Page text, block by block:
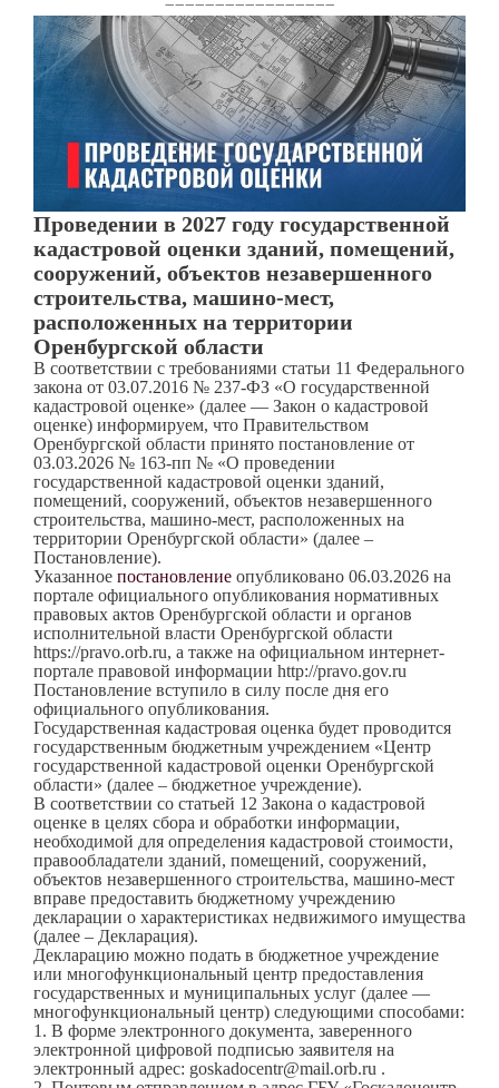
Проведении в 2027 году государственной
кадастровой оценки зданий, помещений,
сооружений, объектов незавершенного
строительства, машино-мест,
расположенных на территории
Оренбургской области
В соответствии с требованиями статьи 11 Федерального
закона от 03.07.2016 № 237-ФЗ «О государственной
кадастровой оценке» (далее — Закон о кадастровой
оценке) информируем, что Правительством
Оренбургской области принято постановление от
03.03.2026 № 163-пп № «О проведении
государственной кадастровой оценки зданий,
помещений, сооружений, объектов незавершенного
строительства, машино-мест, расположенных на
территории Оренбургской области» (далее –
Постановление).
Указанное постановление опубликовано 06.03.2026 на
портале официального опубликования нормативных
правовых актов Оренбургской области и органов
исполнительной власти Оренбургской области
https://pravo.orb.ru, а также на официальном интернет-
портале правовой информации http://pravo.gov.ru
Постановление вступило в силу после дня его
официального опубликования.
Государственная кадастровая оценка будет проводится
государственным бюджетным учреждением «Центр
государственной кадастровой оценки Оренбургской
области» (далее – бюджетное учреждение).
В соответствии со статьей 12 Закона о кадастровой
оценке в целях сбора и обработки информации,
необходимой для определения кадастровой стоимости,
правообладатели зданий, помещений, сооружений,
объектов незавершенного строительства, машино-мест
вправе предоставить бюджетному учреждению
декларации о характеристиках недвижимого имущества
(далее – Декларация).
Декларацию можно подать в бюджетное учреждение
или многофункциональный центр предоставления
государственных и муниципальных услуг (далее —
многофункциональный центр) следующими способами:
1. В форме электронного документа, заверенного
электронной цифровой подписью заявителя на
электронный адрес: goskadocentr@mail.orb.ru .